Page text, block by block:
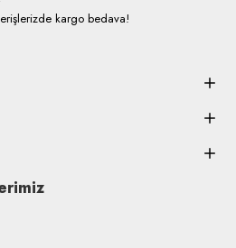
kargo bedava!